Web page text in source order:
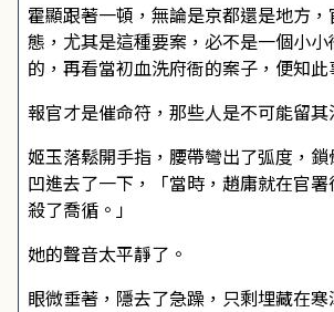
霍顯跟著一頓，無論是京都還是地方
態，尤其是這種要案，必不是一個小
的，再看當初血洗府衙的案子，便知此
報官才是催命符，那些人是不可能留其
姬玉落鬆開手指，腰帶彎出了弧度，
凹進去了一下，「當時，趙庸就在官
殺了喬循。」
她的聲音太平靜了。
眼微垂著，隱去了急躁，只剩埋藏在寒